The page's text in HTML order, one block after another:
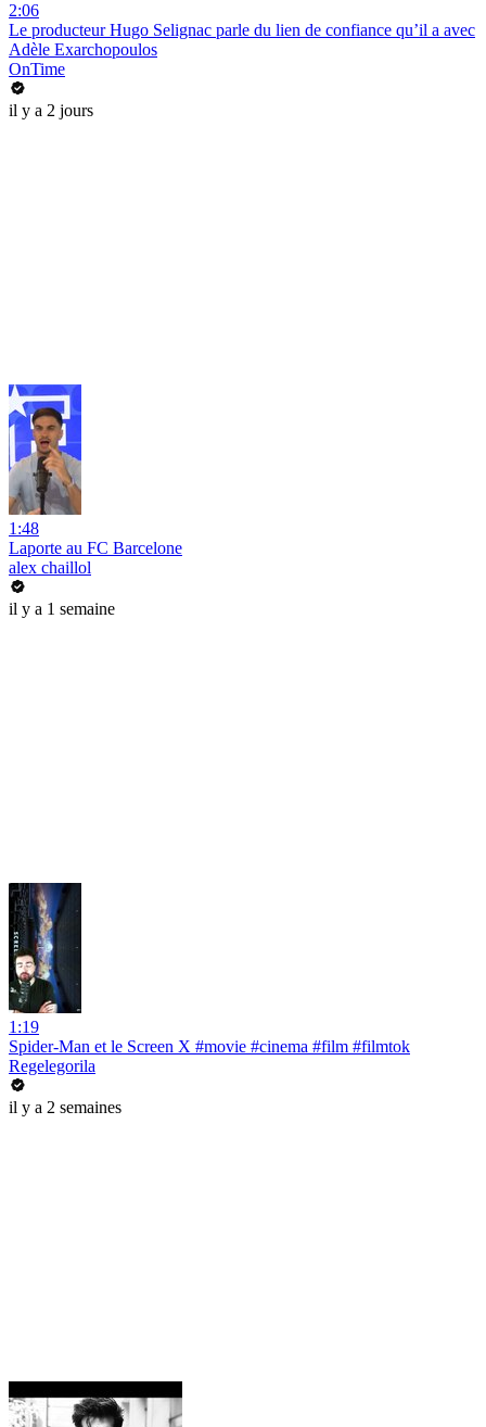
2:06
Le producteur Hugo Selignac parle du lien de confiance qu’il a avec
Adèle Exarchopoulos
OnTime
il y a 2 jours
1:48
Laporte au FC Barcelone
alex chaillol
il y a 1 semaine
1:19
Spider-Man et le Screen X #movie #cinema #film #filmtok
Regelegorila
il y a 2 semaines